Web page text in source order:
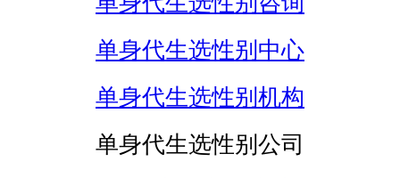
单身代生选性别中心
单身代生选性别机构
单身代生选性别公司